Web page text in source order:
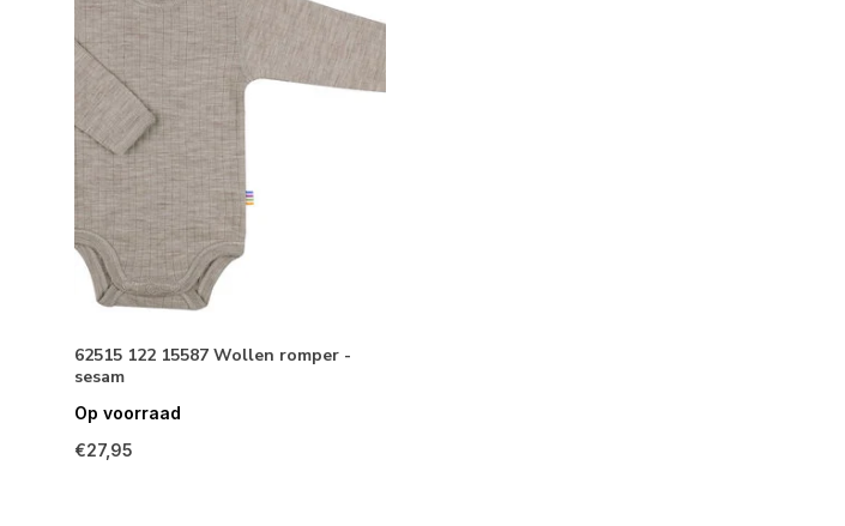
62515 122 15587 Wollen romper -
sesam
Op voorraad
€27,95